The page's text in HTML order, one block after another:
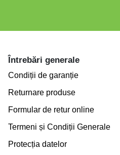
Întrebări generale
Condiții de garanție
Returnare produse
Formular de retur online
Termeni și Condiții Generale
Protecția datelor